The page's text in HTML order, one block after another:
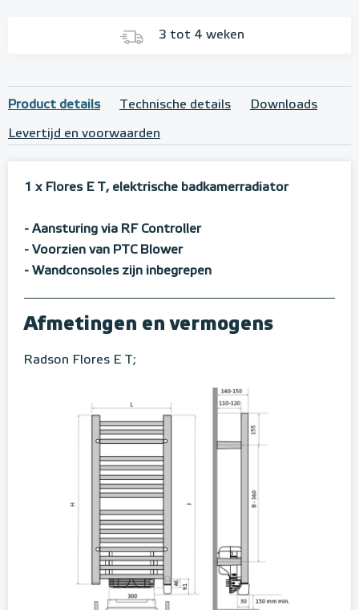
3 tot 4 weken
Product details Technische details Downloads
Levertijd en voorwaarden
1 x Flores E T, elektrische badkamerradiator
- Aansturing via RF Controller
- Voorzien van PTC Blower
- Wandconsoles zijn inbegrepen
Afmetingen en vermogens
Radson Flores E T;